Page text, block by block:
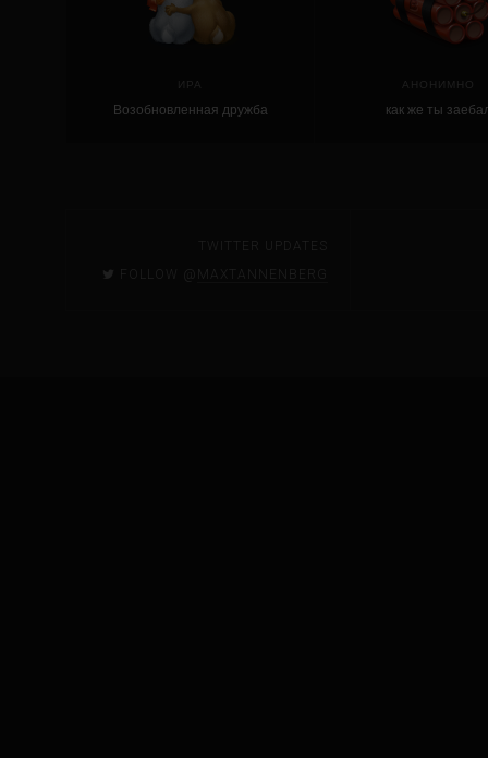
ИРА
Возобновленная дружба
АНОНИМНО
как же ты
TWITTER UPDATES
FOLLOW @
MAXTANNENBERG